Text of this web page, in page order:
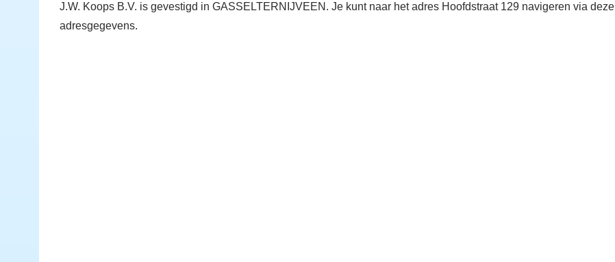
J.W. Koops B.V. is gevestigd in GASSELTERNIJVEEN. Je kunt naar het adres Hoofdstraat 129 navigeren via deze
adresgegevens.